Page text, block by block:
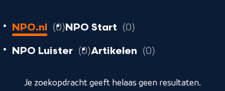
0
resultaten
geladen
NPO.nl 0 resultaten
NPO Start 0
NPO Luister
0 resultaten
Artikelen 0
Je zoekopdracht geeft helaas geen resultaten.